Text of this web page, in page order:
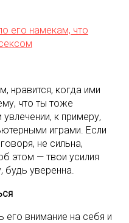
его намекам, что
нравится, когда ими
что ты тоже
к примеру,
играми. Если
не сильна,
этом — твои усилия
будь уверенна.
его внимание на себя и